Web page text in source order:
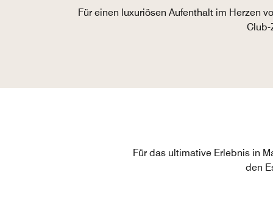
Für einen luxuriösen Aufenthalt im Herzen
Club-
Für das ultimative Erlebnis in
den